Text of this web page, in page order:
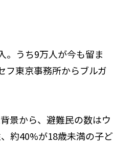
。うち9万人が今も留ま
フ東京事務所からブルガ
景から、避難民の数はウ
約40%が18歳未満の子ど